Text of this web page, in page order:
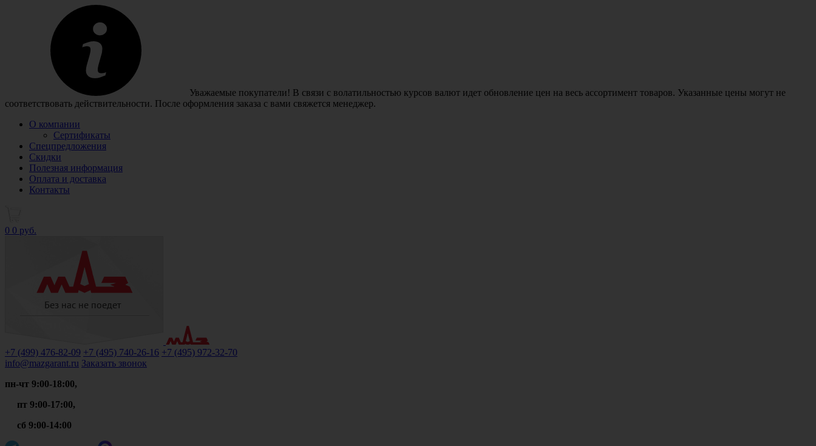
Уважаемые покупатели! В связи с волатильностью курсов валют идет обновление цен на весь ассортимент товаров. Указанные цены могут не
соответствовать действительности. После оформления заказа с вами свяжется менеджер.
О компании
Сертификаты
Спецпредложения
Скидки
Полезная информация
Оплата и доставка
Контакты
0 0 руб.
+7 (499) 476-82-09 +7 (495) 740-26-16 +7 (495) 972-32-70
info@mazgarant.ru Заказать звонок
пн-чт 9:00-18:00,
пт 9:00-17:00,
сб 9:00-14:00